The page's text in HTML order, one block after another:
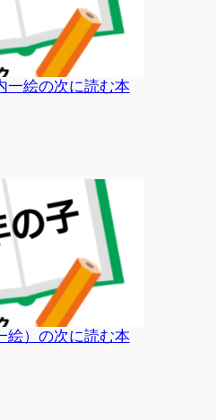
一絵の次に読む本
絵）の次に読む本